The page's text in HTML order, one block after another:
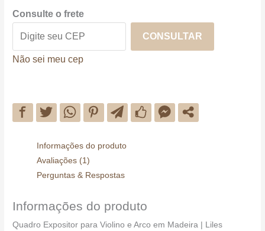
Consulte o frete
CONSULTAR
Não sei meu cep
Informações do produto
Avaliações (1)
Perguntas & Respostas
Informações do produto
Quadro Expositor para Violino e Arco em Madeira | Liles